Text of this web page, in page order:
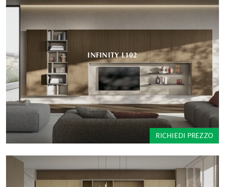
INFINITY L102
RICHIEDI PREZZO